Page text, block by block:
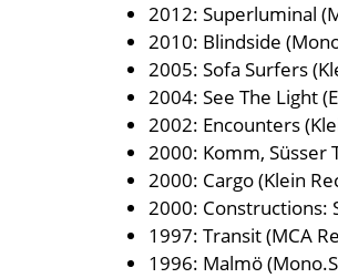
2012: Superluminal
2010: Blindside
2005: Sofa Surfers
2004: See The Light
2002: Encounters
2000: Komm, Süsser
2000: Cargo (Klein
2000: Constructions:
1997: Transit (MCA
1996: Malmö